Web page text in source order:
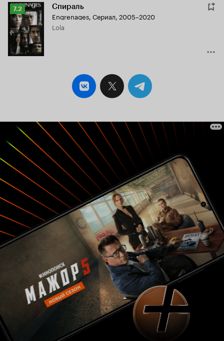
Рейтинг
Кинопоиска
7.2
7.2 Спираль
Engrenages, Сериал, 2005–2020
Lola